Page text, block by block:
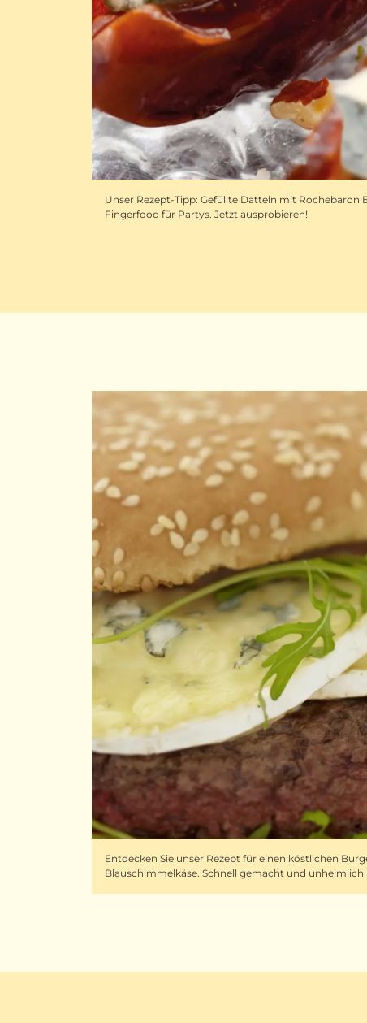
Unser Rezept-Tipp: Gefüllte Datteln mit Rochebaron
Fingerfood für Partys. Jetzt ausprobieren!
Entdecken Sie unser Rezept für einen köstlichen
Blauschimmelkäse. Schnell gemacht und unheimlich